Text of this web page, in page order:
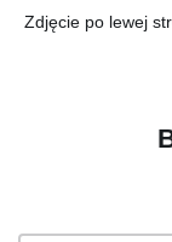
Zdjęcie po lewej